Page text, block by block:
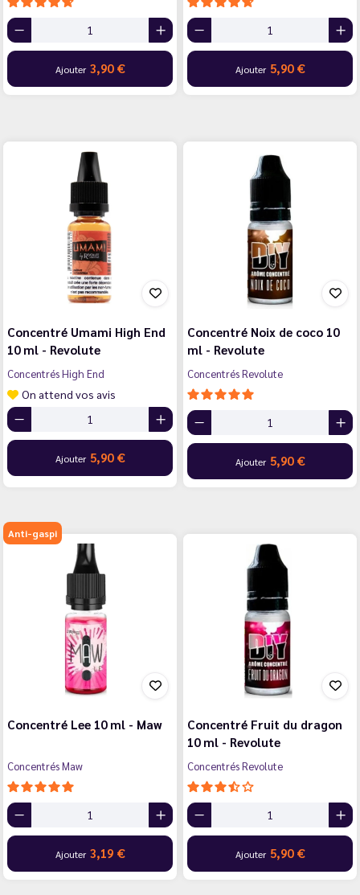
Ajouter 3,90 € Ajouter 5,90 €
Concentré Umami High End
10 ml - Revolute
Concentrés High End
On attend vos avis
Ajouter 5,90 €
Concentré Noix de coco 10
ml - Revolute
Concentrés Revolute
Ajouter 5,90 €
Anti-gaspi
Concentré Lee 10 ml - Maw
Concentrés Maw
Ajouter 3,19 €
Concentré Fruit du dragon
10 ml - Revolute
Concentrés Revolute
Ajouter 5,90 €